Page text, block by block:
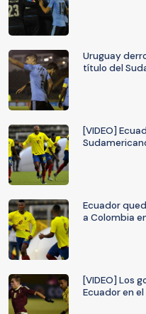
Uruguay
título del
[VIDEO]
Ecuador
a Colombia
[VIDEO] Los
Ecuador en